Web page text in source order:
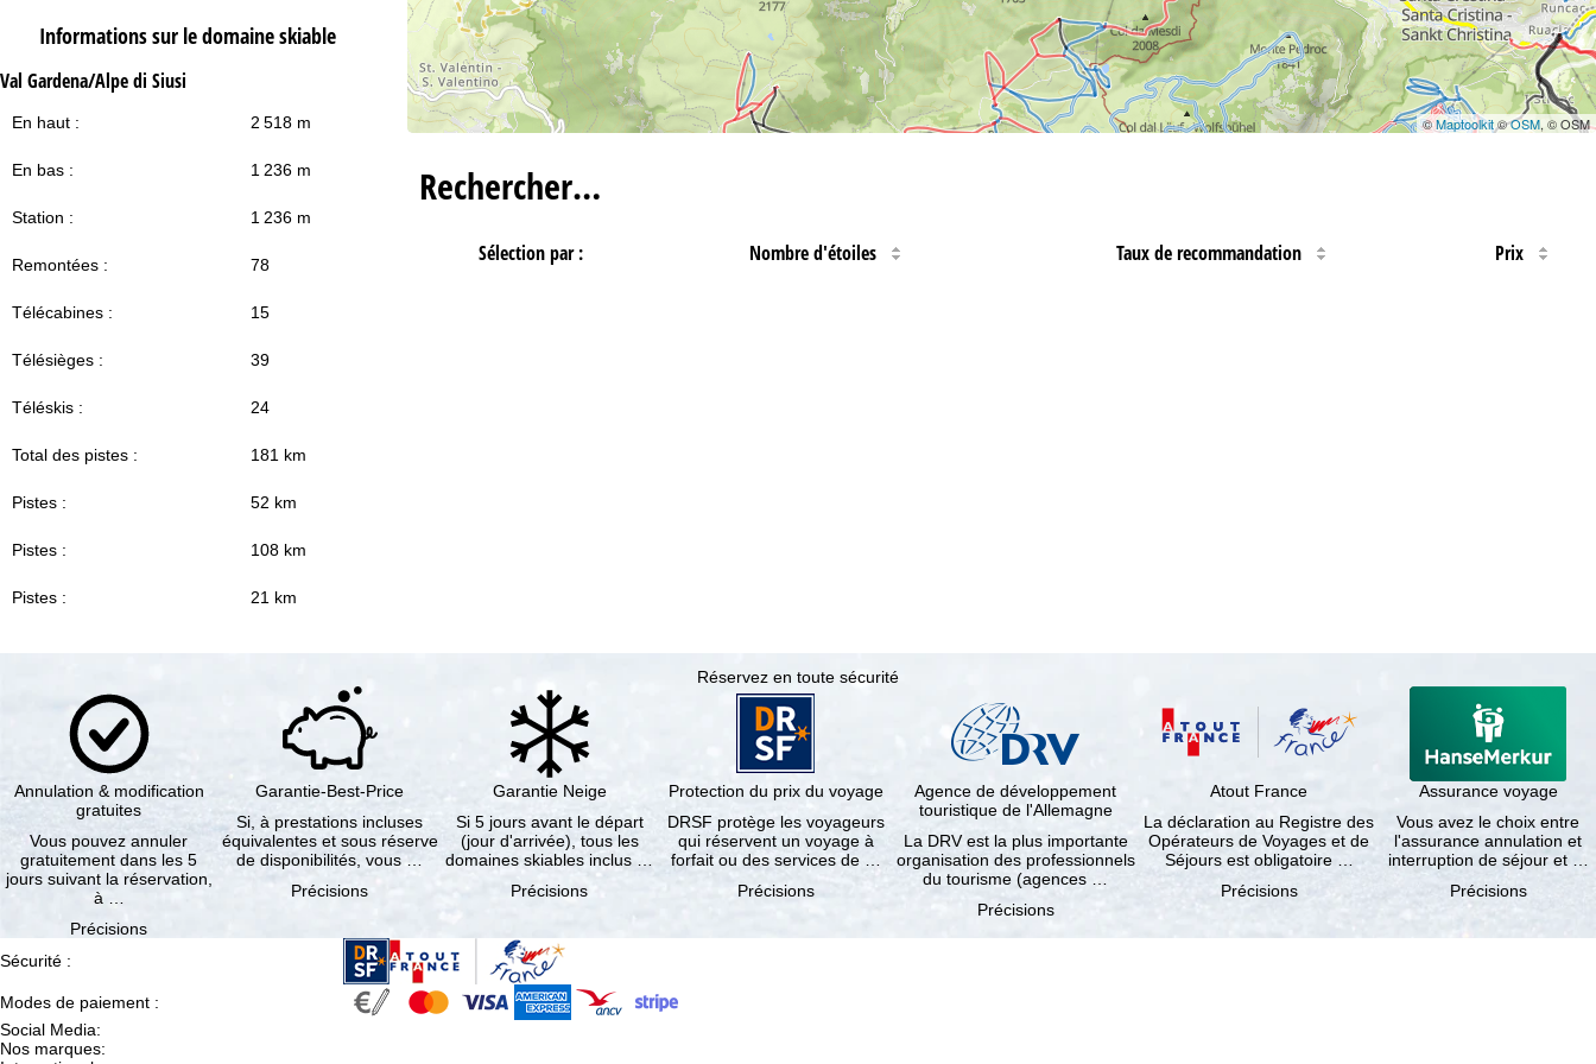
Informations sur le domaine skiable
Val Gardena/Alpe di Siusi
En haut : 2 518 m
En bas : 1 236 m
Station : 1 236 m
Remontées : 78
Télécabines : 15
Télésièges : 39
Téléskis : 24
Total des pistes : 181 km
Pistes : 52 km
Pistes : 108 km
Pistes : 21 km
©Maptoolkit©OSM, © OSM
Rechercher…
Sélection par : Nombre d'étoiles Taux de recommandation Prix
Réservez en toute sécurité
Annulation & modification
gratuites
Vous pouvez annuler
gratuitement dans les 5
jours suivant la réservation,
à …
Précisions
Garantie-Best-Price
Si, à prestations incluses
équivalentes et sous réserve
de disponibilités, vous …
Précisions
Garantie Neige
Si 5 jours avant le départ
(jour d'arrivée), tous les
domaines skiables inclus …
Précisions
Protection du prix du voyage
DRSF protège les voyageurs
qui réservent un voyage à
forfait ou des services de …
Précisions
Agence de développement
touristique de l'Allemagne
La DRV est la plus importante
organisation des professionnels
du tourisme (agences …
Précisions
Atout France
La déclaration au Registre des
Opérateurs de Voyages et de
Séjours est obligatoire …
Précisions
Assurance voyage
Vous avez le choix entre
l'assurance annulation et
interruption de séjour et …
Précisions
Sécurité :
Modes de paiement :
Social Media:
Nos marques: